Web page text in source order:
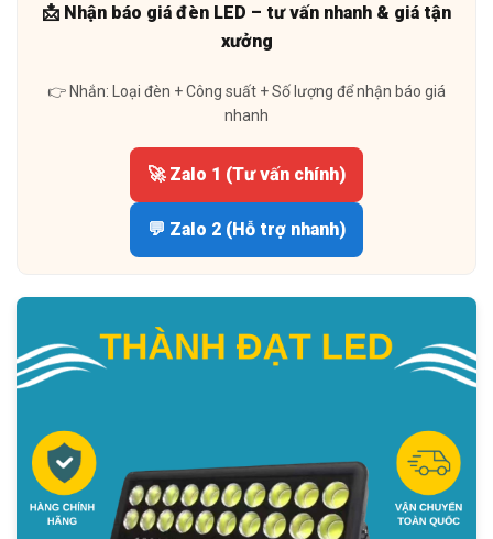
📩 Nhận báo giá đèn LED – tư vấn nhanh & giá tận
xưởng
👉 Nhắn: Loại đèn + Công suất + Số lượng để nhận báo giá
nhanh
🚀 Zalo 1 (Tư vấn chính)
💬 Zalo 2 (Hỗ trợ nhanh)